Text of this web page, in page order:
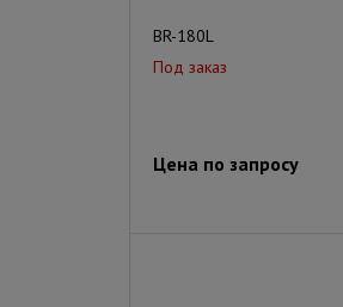
BR-180L
Под заказ
Цена по запросу